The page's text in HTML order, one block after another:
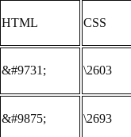
HTML CSS
&#9731; \2603
&#9875; \2693